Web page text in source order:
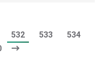
532 533
534